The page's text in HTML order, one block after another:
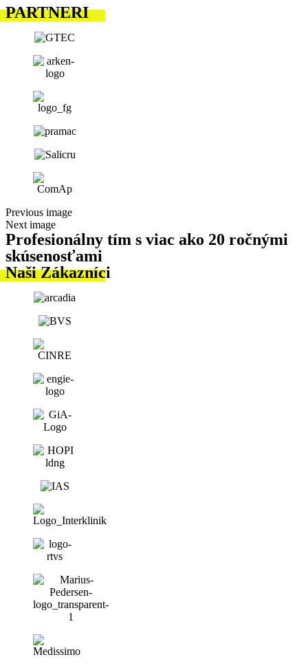
PARTNERI
Previous image
Next image
Profesionálny tím s viac ako 20 ročnými
skúsenosťami
Naši Zákazníci